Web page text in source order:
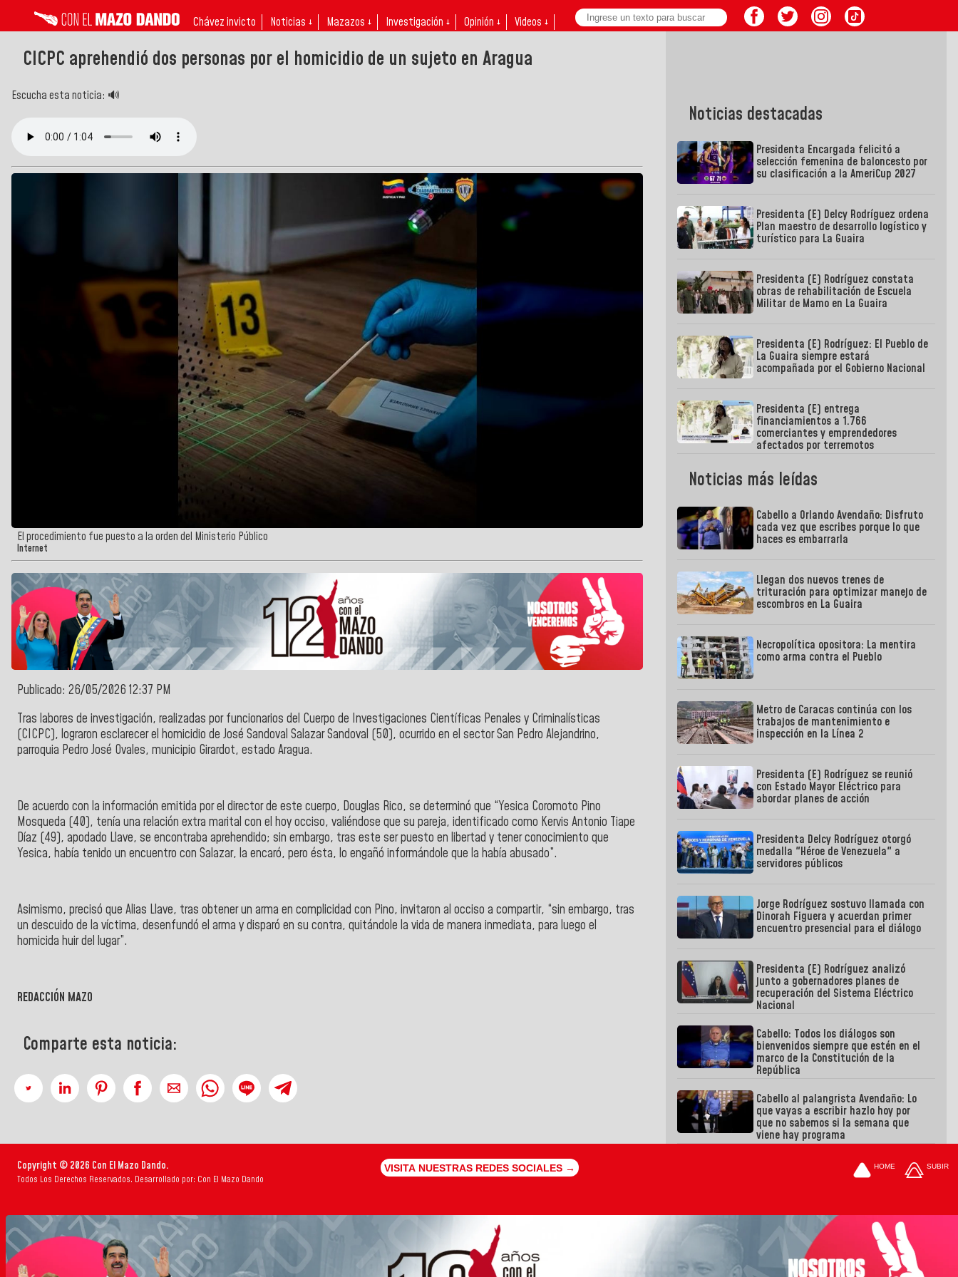
Chávez invicto Noticias ↓ Mazazos ↓ Investigación ↓ Opinión ↓ Videos ↓
CICPC aprehendió dos personas por el homicidio de un sujeto en Aragua
Escucha esta noticia: 🔊
El procedimiento fue puesto a la orden del Ministerio Público
Internet
Publicado: 26/05/2026 12:37 PM
Tras labores de investigación, realizadas por funcionarios del Cuerpo de Investigaciones Científicas Penales y Criminalísticas
(CICPC), lograron esclarecer el homicidio de José Sandoval Salazar Sandoval (50), ocurrido en el sector San Pedro Alejandrino,
parroquia Pedro José Ovales, municipio Girardot, estado Aragua.
De acuerdo con la información emitida por el director de este cuerpo, Douglas Rico, se determinó que “Yesica Coromoto Pino
Mosqueda (40), tenía una relación extra marital con el hoy occiso, valiéndose que su pareja, identificado como Kervis Antonio Tiape
Díaz (49), apodado Llave, se encontraba aprehendido; sin embargo, tras este ser puesto en libertad y tener conocimiento que
Yesica, había tenido un encuentro con Salazar, la encaró, pero ésta, lo engañó informándole que la había abusado”.
Asimismo, precisó que Alias Llave, tras obtener un arma en complicidad con Pino, invitaron al occiso a compartir, “sin embargo, tras
un descuido de la víctima, desenfundó el arma y disparó en su contra, quitándole la vida de manera inmediata, para luego el
homicida huir del lugar”.
REDACCIÓN MAZO
Comparte esta noticia:
Noticias destacadas
Presidenta Encargada felicitó a
selección femenina de baloncesto por
su clasificación a la AmeriCup 2027
Presidenta (E) Delcy Rodríguez ordena
Plan maestro de desarrollo logístico y
turístico para La Guaira
Presidenta (E) Rodríguez constata
obras de rehabilitación de Escuela
Militar de Mamo en La Guaira
Presidenta (E) Rodríguez: El Pueblo de
La Guaira siempre estará
acompañada por el Gobierno Nacional
Presidenta (E) entrega
financiamientos a 1.766
comerciantes y emprendedores
afectados por terremotos
Noticias más leídas
Cabello a Orlando Avendaño: Disfruto
cada vez que escribes porque lo que
haces es embarrarla
Llegan dos nuevos trenes de
trituración para optimizar manejo de
escombros en La Guaira
Necropolítica opositora: La mentira
como arma contra el Pueblo
Metro de Caracas continúa con los
trabajos de mantenimiento e
inspección en la Línea 2
Presidenta (E) Rodríguez se reunió
con Estado Mayor Eléctrico para
abordar planes de acción
Presidenta Delcy Rodríguez otorgó
medalla "Héroe de Venezuela" a
servidores públicos
Jorge Rodríguez sostuvo llamada con
Dinorah Figuera y acuerdan primer
encuentro presencial para el diálogo
Presidenta (E) Rodríguez analizó
junto a gobernadores planes de
recuperación del Sistema Eléctrico
Nacional
Cabello: Todos los diálogos son
bienvenidos siempre que estén en el
marco de la Constitución de la
República
Cabello al palangrista Avendaño: Lo
que vayas a escribir hazlo hoy por
que no sabemos si la semana que
viene hay programa
Copyright © 2026 Con El Mazo Dando.
Todos Los Derechos Reservados. Desarrollado por: Con El Mazo Dando
VISITA NUESTRAS REDES SOCIALES → HOME SUBIR